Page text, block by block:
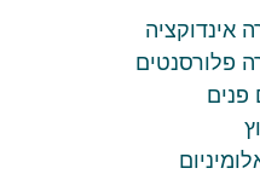
אינדוקציה
פלורסנטים
פנים